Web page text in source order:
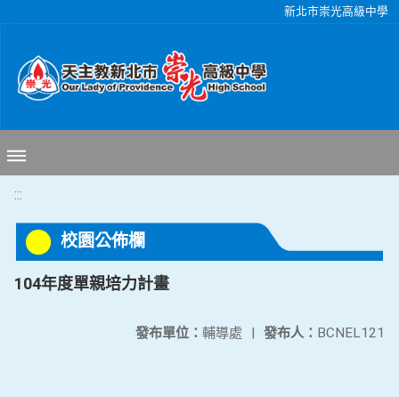
新北市崇光高級中學
:::
校園公佈欄
104年度單親培力計畫
發布人： BCNEL121
發布單位： 輔導處 |